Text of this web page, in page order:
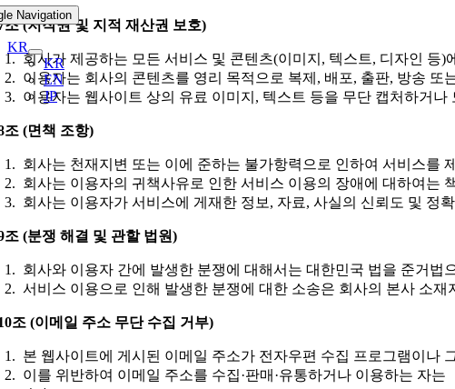
Navigation
KR
KR
EN
JP
조 (저작권 및 지적 재산권 보호)
회사가 제공하는 모든 서비스 및 콘텐츠(이미지, 텍스트, 디자인 등
이용자는 회사의 콘텐츠를 영리 목적으로 복제, 배포, 출판, 방송
이용자는 웹사이트 상의 유료 이미지, 텍스트 등을 무단 캡처하거
조 (면책 조항)
회사는 천재지변 또는 이에 준하는 불가항력으로 인하여 서비스를
회사는 이용자의 귀책사유로 인한 서비스 이용의 장애에 대하여는
회사는 이용자가 서비스에 게재한 정보, 자료, 사실의 신뢰도 및 정
조 (분쟁 해결 및 관할 법원)
회사와 이용자 간에 발생한 분쟁에 대해서는 대한민국 법을 준거법
서비스 이용으로 인해 발생한 분쟁에 대한 소송은 회사의 본사 소
조 (이메일 주소 무단 수집 거부)
본 웹사이트에 게시된 이메일 주소가 전자우편 수집 프로그램이나
이를 위반하여 이메일 주소를 수집·판매·유통하거나 이용하는 자